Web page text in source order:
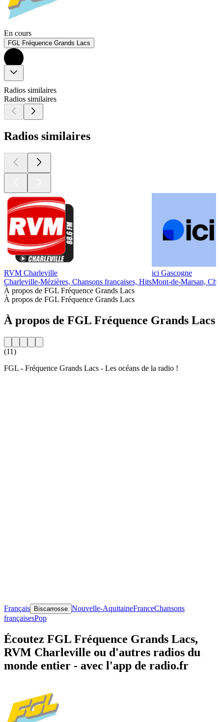
En cours
FGL Fréquence Grands Lacs
Radios similaires
Radios similaires
Radios similaires
RVM Charleville
Charleville-Mézières, Chansons françaises, Hits
ici Gascogne
Mont-de-Marsan,
À propos de FGL Fréquence Grands Lacs
À propos de FGL Fréquence Grands Lacs
À propos de FGL Fréquence Grands Lacs
(11)
FGL - Fréquence Grands Lacs - Les océans de la radio !
Français Biscarrosse Nouvelle-AquitaineFranceChansons
françaisesPop
Écoutez FGL Fréquence Grands Lacs,
RVM Charleville ou d'autres radios du
monde entier - avec l'app de radio.fr